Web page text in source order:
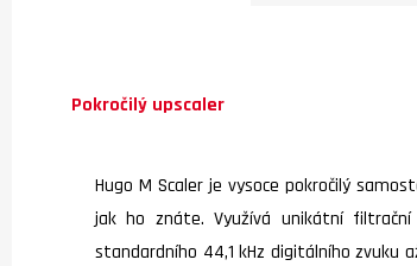
Pokročilý upscaler
Hugo M Scaler je vysoce pokročilý
jak ho znáte. Využívá unikátní
standardního 44,1 kHz digitálního zvuku